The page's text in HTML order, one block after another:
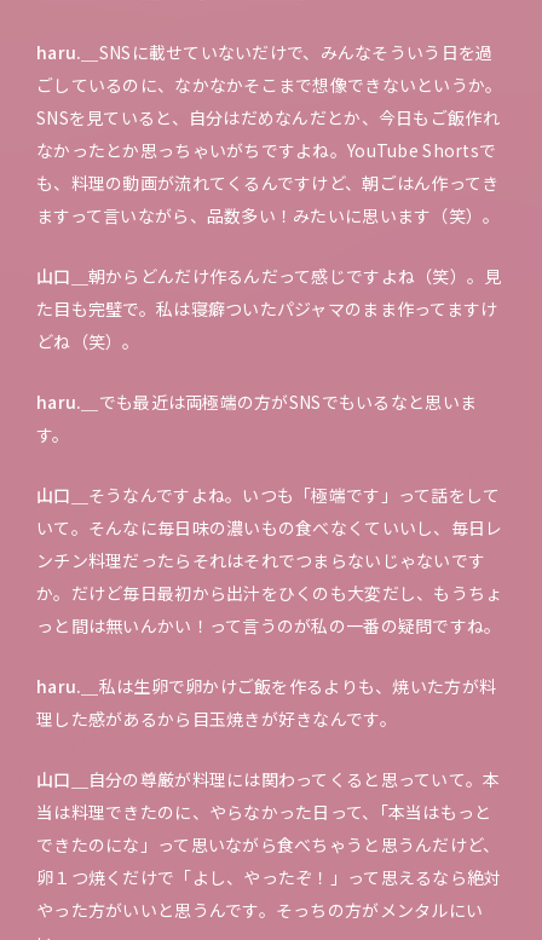
haru.＿ SNSに載せていないだけで、みんなそういう日を過
ごしているのに、なかなかそこまで想像できないというか。
SNSを見ていると、自分はだめなんだとか、今日もご飯作れ
なかったとか思っちゃいがちですよね。YouTube Shortsで
も、料理の動画が流れてくるんですけど、朝ごはん作ってき
ますって言いながら、品数多い！みたいに思います（笑）。
山口＿ 朝からどんだけ作るんだって感じですよね（笑）。見
た目も完璧で。私は寝癖ついたパジャマのまま作ってますけ
どね（笑）。
haru.＿ でも最近は両極端の方がSNSでもいるなと思いま
す。
山口＿ そうなんですよね。いつも「極端です」って話をして
いて。そんなに毎日味の濃いもの食べなくていいし、毎日レ
ンチン料理だったらそれはそれでつまらないじゃないです
か。だけど毎日最初から出汁をひくのも大変だし、もうちょ
っと間は無いんかい！って言うのが私の一番の疑問ですね。
haru.＿ 私は生卵で卵かけご飯を作るよりも、焼いた方が料
理した感があるから目玉焼きが好きなんです。
山口＿
自分の尊厳が料理には関わってくると思っていて。本
当は料理できたのに、やらなかった日って、｢本当はもっと
できたのにな」って思いながら食べちゃうと思うんだけど、
卵１つ焼くだけで「よし、やったぞ！」って思えるなら絶対
やった方がいいと思うんです。そっちの方がメンタルにい